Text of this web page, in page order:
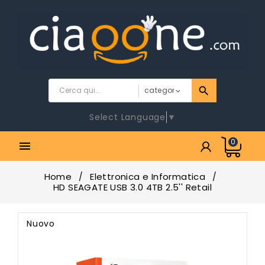
Select Language ▼
 0
Home
Elettronica e Informatica
HD SEAGATE USB 3.0 4TB 2.5'' Retail
Nuovo